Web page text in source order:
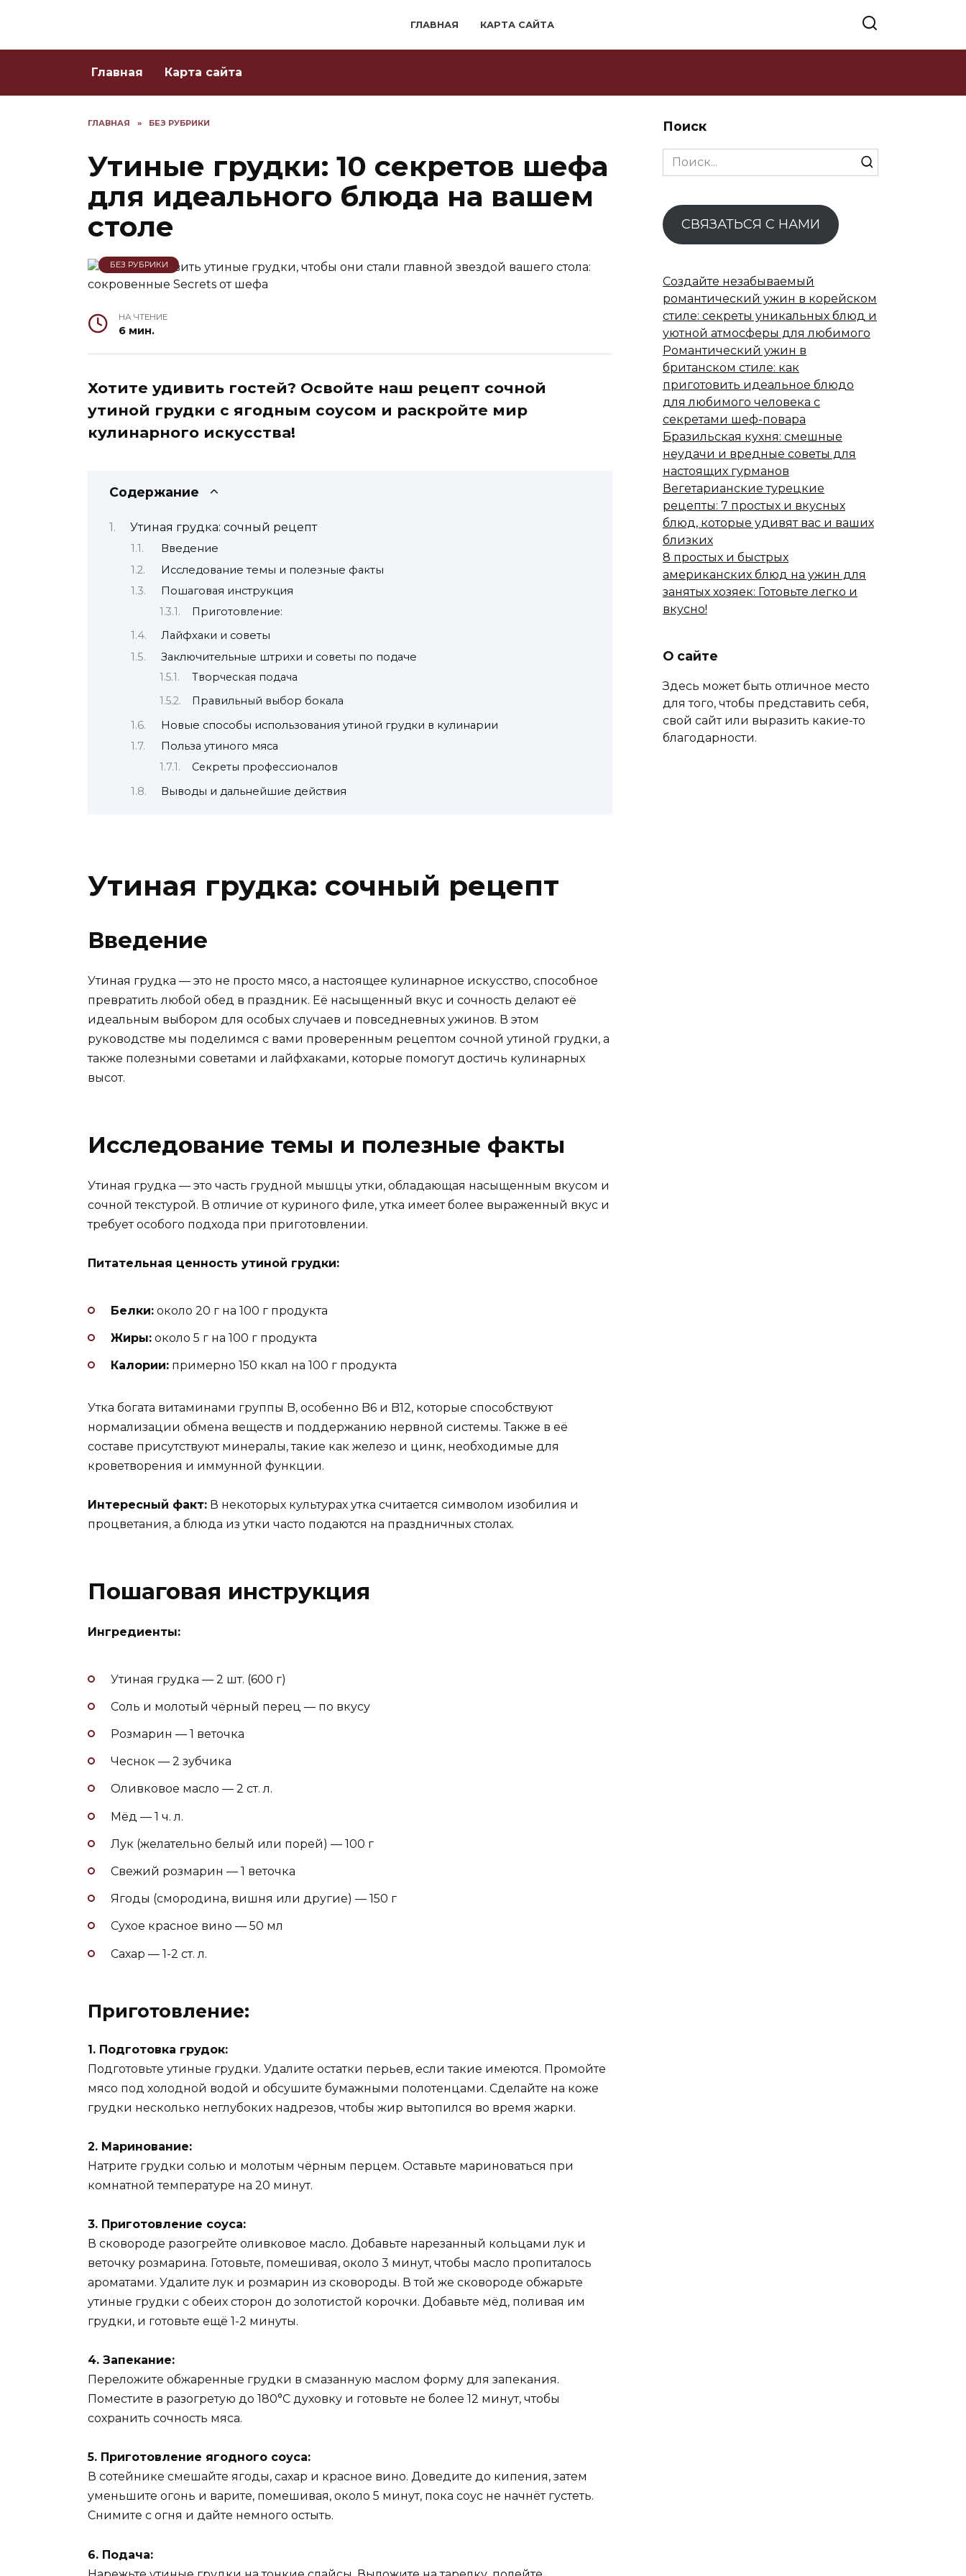
ГЛАВНАЯ КАРТА САЙТА
Главная Карта сайта
ГЛАВНАЯ » БЕЗ РУБРИКИ
Утиные грудки: 10 секретов шефа
для идеального блюда на вашем
столе
БЕЗ РУБРИКИ
НА ЧТЕНИЕ
6 мин.
Хотите удивить гостей? Освойте наш рецепт сочной
утиной грудки с ягодным соусом и раскройте мир
кулинарного искусства!
Содержание
Утиная грудка: сочный рецепт
Введение
Исследование темы и полезные факты
Пошаговая инструкция
Приготовление:
Лайфхаки и советы
Заключительные штрихи и советы по подаче
Творческая подача
Правильный выбор бокала
Новые способы использования утиной грудки в кулинарии
Польза утиного мяса
Секреты профессионалов
Выводы и дальнейшие действия
Утиная грудка: сочный рецепт
Введение
Утиная грудка — это не просто мясо, а настоящее кулинарное искусство, способное
превратить любой обед в праздник. Её насыщенный вкус и сочность делают её
идеальным выбором для особых случаев и повседневных ужинов. В этом
руководстве мы поделимся с вами проверенным рецептом сочной утиной грудки, а
также полезными советами и лайфхаками, которые помогут достичь кулинарных
высот.
Исследование темы и полезные факты
Утиная грудка — это часть грудной мышцы утки, обладающая насыщенным вкусом и
сочной текстурой. В отличие от куриного филе, утка имеет более выраженный вкус и
требует особого подхода при приготовлении.
Питательная ценность утиной грудки:
Белки: около 20 г на 100 г продукта
Жиры: около 5 г на 100 г продукта
Калории: примерно 150 ккал на 100 г продукта
Утка богата витаминами группы B, особенно B6 и B12, которые способствуют
нормализации обмена веществ и поддержанию нервной системы. Также в её
составе присутствуют минералы, такие как железо и цинк, необходимые для
кроветворения и иммунной функции.
Интересный факт: В некоторых культурах утка считается символом изобилия и
процветания, а блюда из утки часто подаются на праздничных столах.
Пошаговая инструкция
Ингредиенты:
Утиная грудка — 2 шт. (600 г)
Соль и молотый чёрный перец — по вкусу
Розмарин — 1 веточка
Чеснок — 2 зубчика
Оливковое масло — 2 ст. л.
Мёд — 1 ч. л.
Лук (желательно белый или порей) — 100 г
Свежий розмарин — 1 веточка
Ягоды (смородина, вишня или другие) — 150 г
Сухое красное вино — 50 мл
Сахар — 1-2 ст. л.
Приготовление:
1. Подготовка грудок:
Подготовьте утиные грудки. Удалите остатки перьев, если такие имеются. Промойте
мясо под холодной водой и обсушите бумажными полотенцами. Сделайте на коже
грудки несколько неглубоких надрезов, чтобы жир вытопился во время жарки.
2. Маринование:
Натрите грудки солью и молотым чёрным перцем. Оставьте мариноваться при
комнатной температуре на 20 минут.
3. Приготовление соуса:
В сковороде разогрейте оливковое масло. Добавьте нарезанный кольцами лук и
веточку розмарина. Готовьте, помешивая, около 3 минут, чтобы масло пропиталось
ароматами. Удалите лук и розмарин из сковороды. В той же сковороде обжарьте
утиные грудки с обеих сторон до золотистой корочки. Добавьте мёд, поливая им
грудки, и готовьте ещё 1-2 минуты.
4. Запекание:
Переложите обжаренные грудки в смазанную маслом форму для запекания.
Поместите в разогретую до 180°C духовку и готовьте не более 12 минут, чтобы
сохранить сочность мяса.
5. Приготовление ягодного соуса:
В сотейнике смешайте ягоды, сахар и красное вино. Доведите до кипения, затем
уменьшите огонь и варите, помешивая, около 5 минут, пока соус не начнёт густеть.
Снимите с огня и дайте немного остыть.
6. Подача:
Поиск
Search
for:
СВЯЗАТЬСЯ С НАМИ
Создайте незабываемый
романтический ужин в корейском
стиле: секреты уникальных блюд и
уютной атмосферы для любимого
Романтический ужин в
британском стиле: как
приготовить идеальное блюдо
для любимого человека с
секретами шеф-повара
Бразильская кухня: смешные
неудачи и вредные советы для
настоящих гурманов
Вегетарианские турецкие
рецепты: 7 простых и вкусных
блюд, которые удивят вас и ваших
близких
8 простых и быстрых
американских блюд на ужин для
занятых хозяек: Готовьте легко и
вкусно!
О сайте
Здесь может быть отличное место
для того, чтобы представить себя,
свой сайт или выразить какие-то
благодарности.